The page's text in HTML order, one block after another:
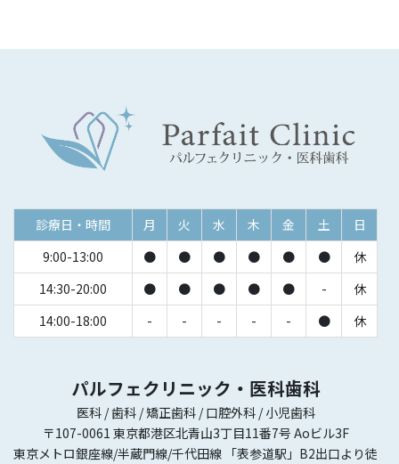
診療日・時間 月 火 水 木 金 土
日
9:00-13:00
● ● ● ● ● ●
休
14:30-20:00
● ● ● ● ● -
休
14:00-18:00
- - - - - ● 休
パルフェクリニック・医科歯科
医科 / 歯科 / 矯正歯科 / 口腔外科 / 小児歯科
〒107-0061 東京都港区北青山3丁目11番7号 Aoビル3F
東京メトロ銀座線/半蔵門線/千代田線 「表参道駅」B2出口より徒